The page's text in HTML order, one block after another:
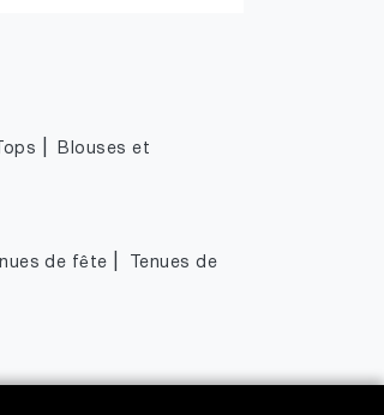
Blouses et
de fête
Tenues de